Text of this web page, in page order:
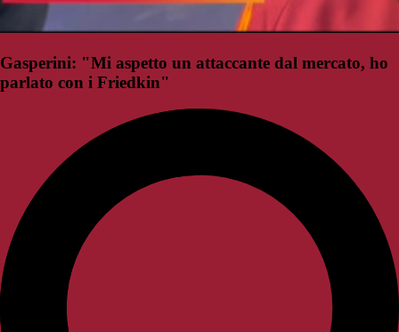
Gasperini: "Mi aspetto un attaccante dal mercato, ho
parlato con i Friedkin"